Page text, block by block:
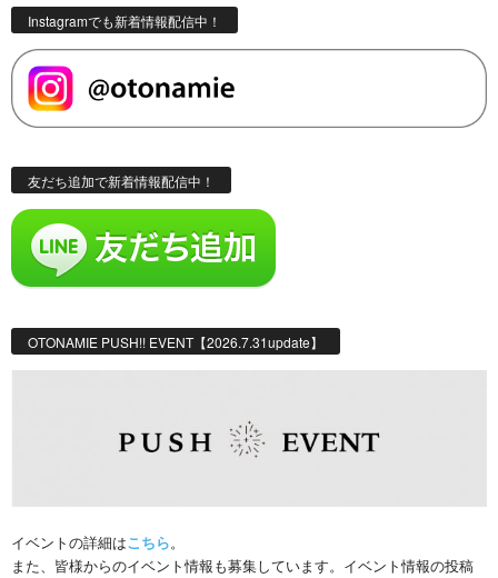
Instagramでも新着情報配信中！
友だち追加で新着情報配信中！
OTONAMIE PUSH!! EVENT【2026.7.31update】
イベントの詳細はこちら。
また、皆様からのイベント情報も募集しています。イベント情報の投稿